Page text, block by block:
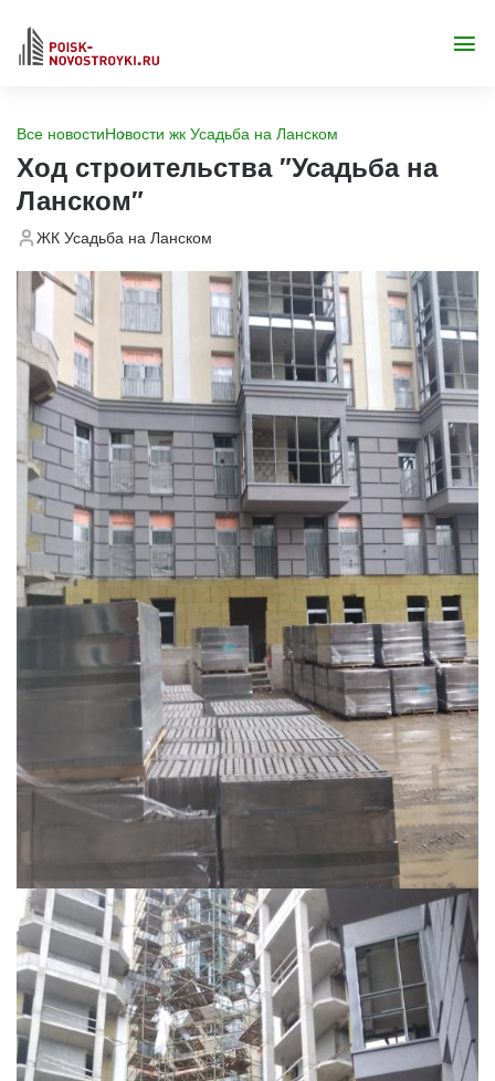
Все новостиНовости жк Усадьба на Ланском
Ход строительства "Усадьба на
Ланском"
ЖК Усадьба на Ланском